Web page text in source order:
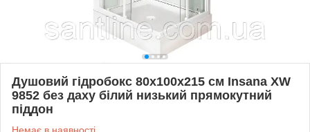
Душовий гідробокс 80х100х215 см Insana XW
9852 без даху білий низький прямокутний
піддон
Немає в наявності